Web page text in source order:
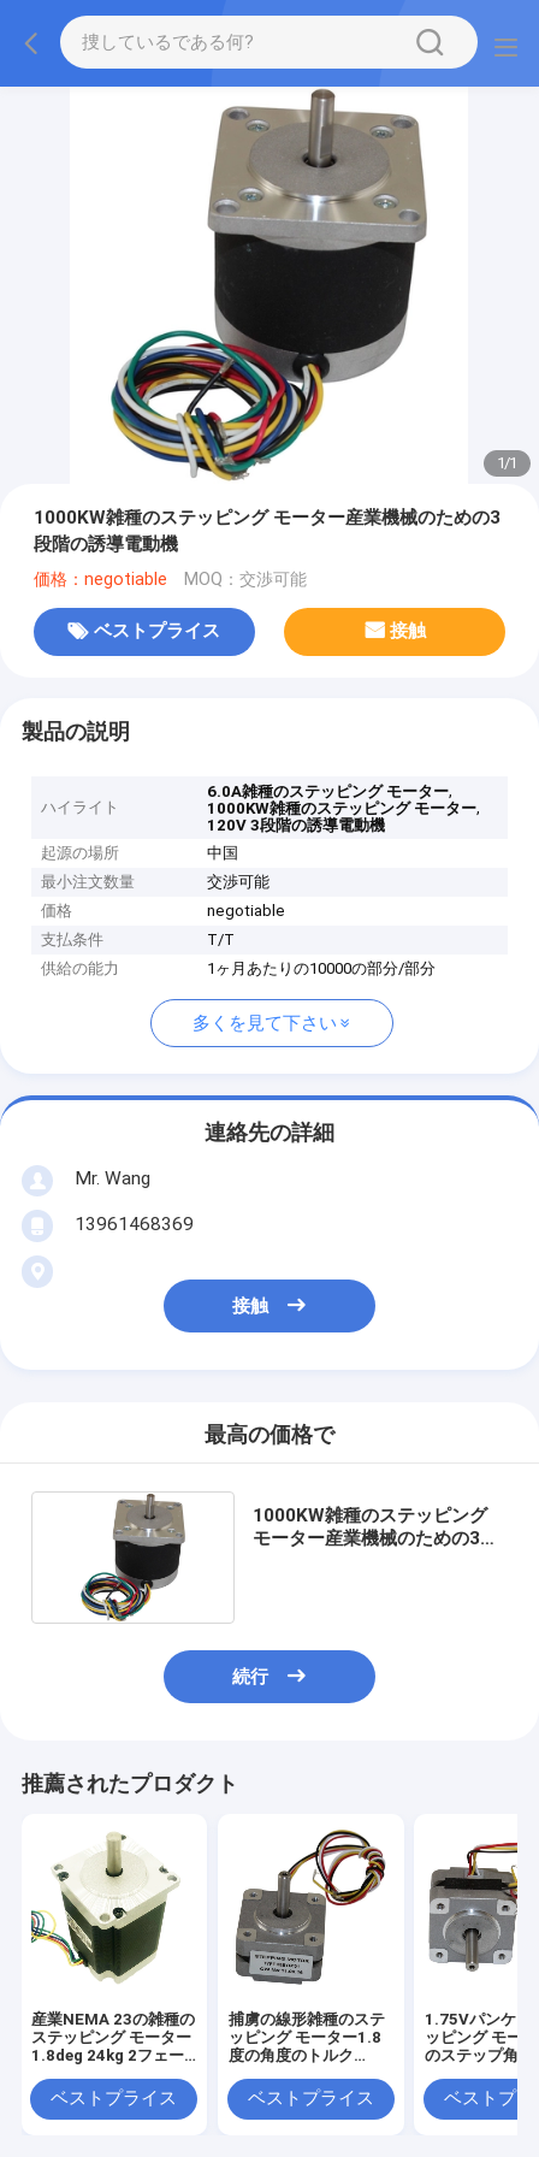
1/1
1000KW雑種のステッピング モーター産業機械のための3
段階の誘導電動機
価格：negotiable MOQ：交渉可能
ベストプライス 接触
製品の説明
ハイライト
6.0A雑種のステッピング モーター,
1000KW雑種のステッピング モーター,
120V 3段階の誘導電動機
起源の場所
中国
最小注文数量
交渉可能
価格
negotiable
支払条件
T/T
供給の能力
1ヶ月あたりの10000の部分/部分
多くを見て下さい
連絡先の詳細
Mr. Wang
13961468369
接触
最高の価格で
1000KW雑種のステッピング
モーター産業機械のための3段
続行
推薦されたプロダクト
産業NEMA 23の雑種の
ステッピング モーター
1.8deg 24kg 2フェー
ベストプライス
捕虜の線形雑種のステ
ッピング モーター1.8
度の角度のトルク
ベストプライス
1.75Vパンケー
ッピング モー
のステップ角度
ベストプラ